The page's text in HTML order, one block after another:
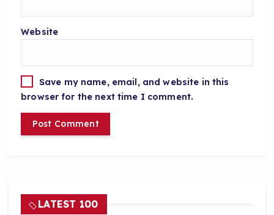
Website
Save my name, email, and website in this
browser for the next time I comment.
LATEST 100